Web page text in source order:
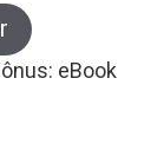
eBook